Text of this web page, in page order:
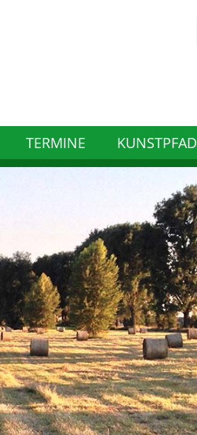
TERMINE KUNSTPFAD